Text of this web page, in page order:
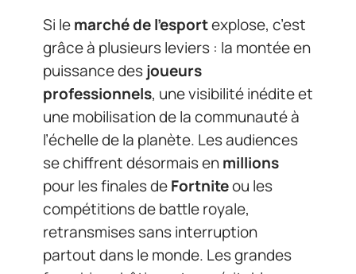
Si lemarché de l’esportexplose, c’est
grâce à plusieurs leviers : la montée en
puissance desjoueurs
professionnels, une visibilité inédite et
une mobilisation de la communauté à
l’échelle de la planète. Les audiences
se chiffrent désormais enmillions
pour les finales deFortniteou les
compétitions de battle royale,
retransmises sans interruption
partout dans le monde. Les grandes